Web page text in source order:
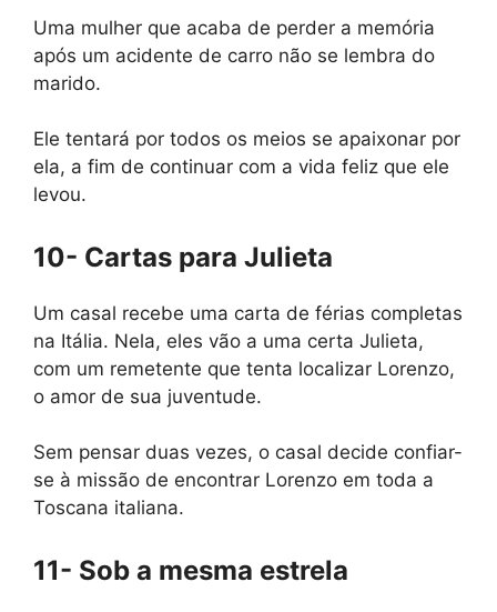
Uma mulher que acaba de perder a memória
após um acidente de carro não se lembra do
marido.
Ele tentará por todos os meios se apaixonar por
ela, a fim de continuar com a vida feliz que ele
levou.
10- Cartas para Julieta
Um casal recebe uma carta de férias completas
na Itália. Nela, eles vão a uma certa Julieta,
com um remetente que tenta localizar Lorenzo,
o amor de sua juventude.
Sem pensar duas vezes, o casal decide confiar-
se à missão de encontrar Lorenzo em toda a
Toscana italiana.
11- Sob a mesma estrela